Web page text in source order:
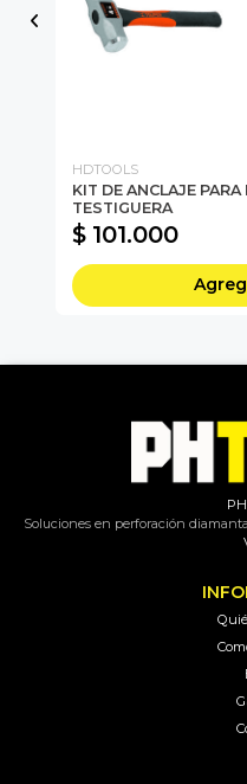
HDTOOLS
KIT DE ANCLAJE
TESTIGUERA
$ 101.000
Soluciones en perforación